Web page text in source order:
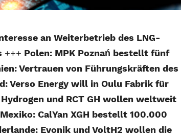
an Weiterbetrieb des LNG-
+++ Polen: MPK Poznań bestellt fünf
Vertrauen von Führungskräften des
Verso Energy will in Oulu Fabrik für
und RCT GH wollen weltweit
Mexiko: CalYan XGH bestellt 100.000
Evonik und VoltH2 wollen die